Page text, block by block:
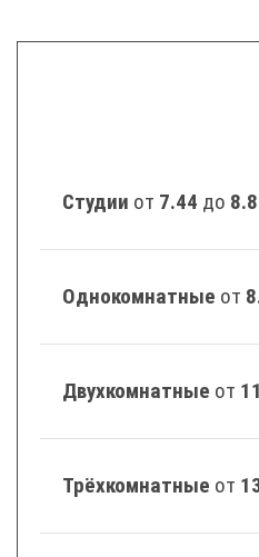
Студии от 7.44 до
Однокомнатные от
Двухкомнатные от
Трёхкомнатные от